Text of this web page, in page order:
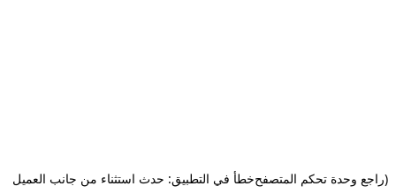
خطأ في التطبيق: حدث استثناء من جانب العميل(راجع وحدة تحكم المتصفح